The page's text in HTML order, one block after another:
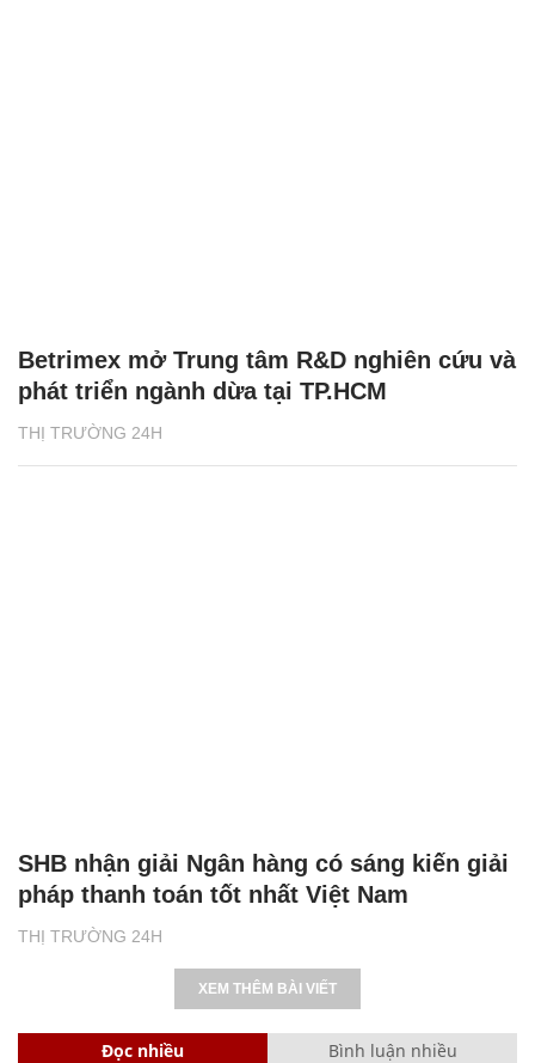
THỊ TRƯỜNG 24H
Betrimex mở Trung tâm R&D nghiên cứu và
phát triển ngành dừa tại TP.HCM
THỊ TRƯỜNG 24H
SHB nhận giải Ngân hàng có sáng kiến giải
pháp thanh toán tốt nhất Việt Nam
XEM THÊM BÀI VIẾT
Đọc nhiều Bình luận nhiều